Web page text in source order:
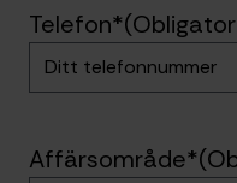
Telefon*
Affärsområde*